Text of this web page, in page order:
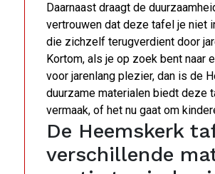
Daarnaast draagt de
vertrouwen dat deze tafel je niet
die zichzelf terugverdient door
Kortom, als je op zoek bent
voor jarenlang plezier, dan is de
duurzame materialen biedt deze
vermaak, of het nu gaat om
De Heemskerk
verschillende